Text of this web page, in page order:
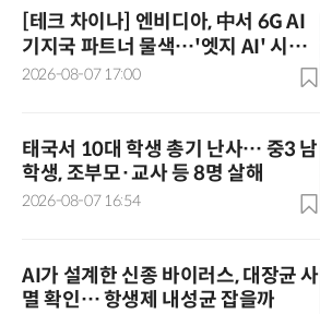
[테크 차이나] 엔비디아, 中서 6G AI
기지국 파트너 물색…'엣지 AI' 시대
겨냥한 공급망 구축 본격화
2026-08-07 17:00
태국서 10대 학생 총기 난사… 중3 남
학생, 조부모·교사 등 8명 살해
2026-08-07 16:54
AI가 설계한 신종 바이러스, 대장균 사
멸 확인… 항생제 내성균 잡을까